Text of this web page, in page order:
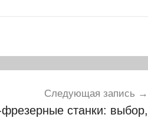
Следующая запись
станки: выбор,